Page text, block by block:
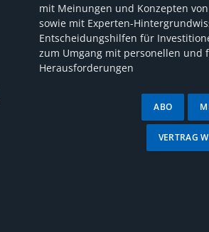
mit Meinungen und Konzepten
sowie mit Experten-
Entscheidungshilfen für
zum Umgang mit personellen und
Herausforderungen
ABO
VERTRAG